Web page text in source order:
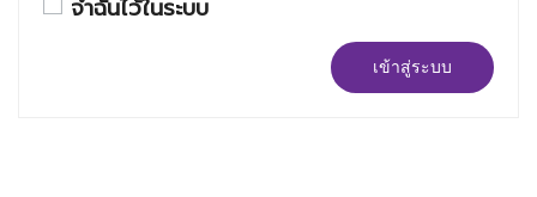
จำฉันไว้ในระบบ
เข้าสู่ระบบ